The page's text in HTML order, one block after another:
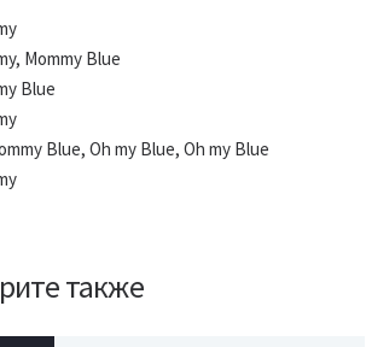
Mommy Blue
Blue
Blue, Oh my Blue, Oh my Blue
также